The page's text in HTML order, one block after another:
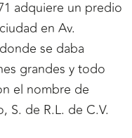
adquiere un predio
en Av.
se daba
grandes y todo
el nombre de
S. de R.L. de C.V.